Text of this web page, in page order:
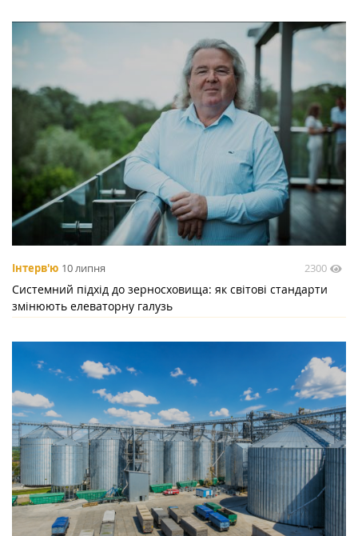
Інтерв'ю 10 липня 2300
Системний підхід до зерносховища: як світові стандарти
змінюють елеваторну галузь